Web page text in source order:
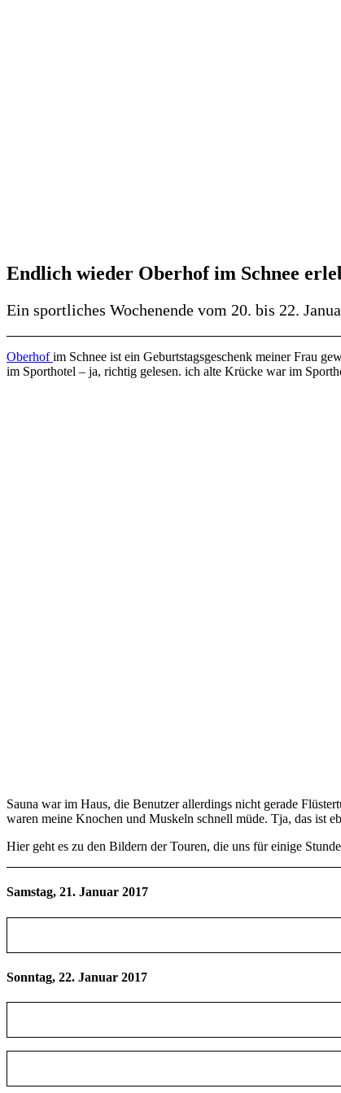
Endlich wieder Oberhof im Schnee
Ein sportliches Wochenende vom 20. bis 22.
Oberhofim Schnee ist ein Geburtstagsgeschenk meiner Frau
im Sporthotel – ja, richtig gelesen. ich alte Krücke war im
Sauna war im Haus, die Benutzer allerdings nicht gerade
waren meine Knochen und Muskeln schnell müde. Tja, das ist
Hier geht es zu den Bildern der Touren, die uns für einige
Samstag, 21. Januar 2017
Sonntag, 22. Januar 2017